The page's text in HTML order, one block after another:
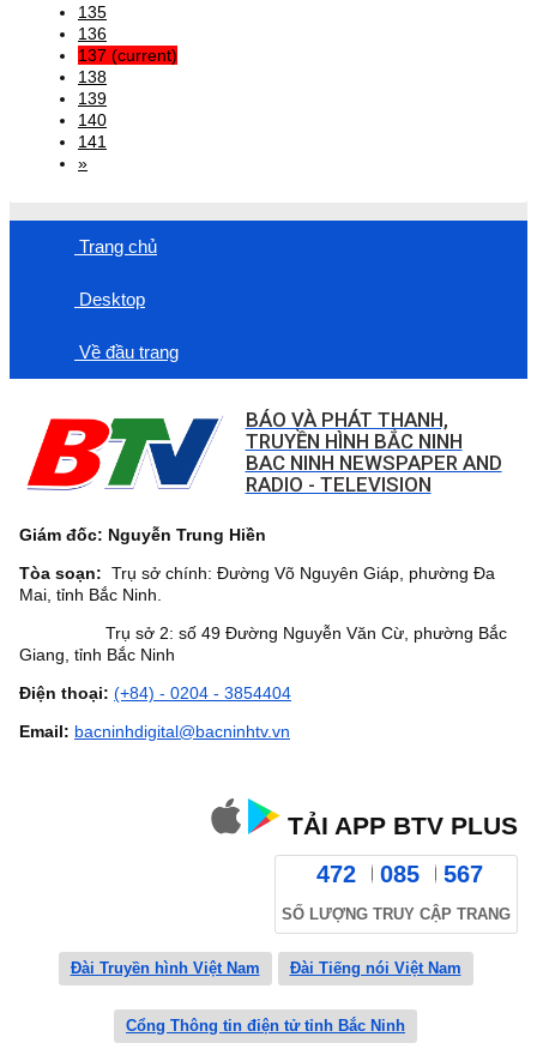
135
136
137 (current)
138
139
140
141
»
Trang chủ
Desktop
Về đầu trang
BÁO VÀ PHÁT THANH,
TRUYỀN HÌNH BẮC NINH
BAC NINH NEWSPAPER AND
RADIO - TELEVISION
Giám đốc: Nguyễn Trung Hiền
Tòa soạn: Trụ sở chính: Đường Võ Nguyên Giáp, phường Đa
Mai, tỉnh Bắc Ninh.
Trụ sở 2: số 49 Đường Nguyễn Văn Cừ, phường Bắc
Giang, tỉnh Bắc Ninh
Điện thoại: (+84) - 0204 - 3854404
Email: bacninhdigital@bacninhtv.vn
TẢI APP BTV PLUS
472 085 567
SỐ LƯỢNG TRUY CẬP TRANG
Đài Truyền hình Việt Nam Đài Tiếng nói Việt Nam
Cổng Thông tin điện tử tỉnh Bắc Ninh